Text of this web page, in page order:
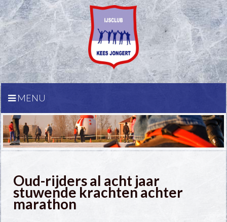
MENU
Oud-rijders al acht jaar
stuwende krachten achter
marathon